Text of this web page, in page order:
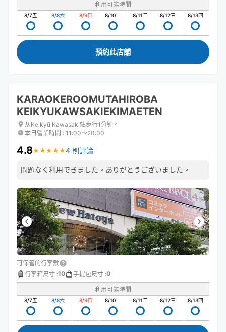
利用可能時間
8/7五 8/8六 8/9日 8/10一 8/11二 8/12三 8/13四
預約此店舖
KARAOKEROOMUTAHIROBA
KEIKYUKAWSAKIEKIMAETEN
从Keikyū Kawasaki站步行1分钟。
本日營業時間 : 11:00〜20:00
4.8★ ★ ★ ★ ★
★ ★ ★ ★ ★ 4 則評論
問題なく利用できました。ありがとうございました。
可保管的行李數
行李箱尺寸 :10 手提包尺寸 :0
利用可能時間
8/7五 8/8六 8/9日 8/10一 8/11二 8/12三 8/13四